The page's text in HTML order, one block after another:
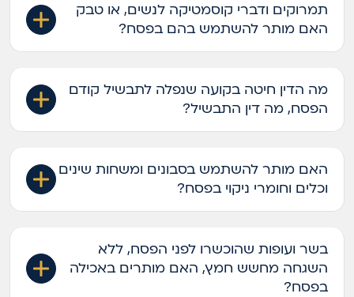
תמרוקים ודברי קוסמטיקה לנשים, או טבק
האם מותר להשתמש בהם בפסח?
מה הדין חיטה בקועה שנפלה לתבשיל קודם
הפסח, מה דין התבשיל?
האם מותר להשתמש בסבונים ומשחות שינים
וכלים וחומרי ניקוי בפסח?
בשר ועופות שהוכשרו לפני הפסח, ללא
השגחה מחשש חמץ, האם מותרים באכילה
בפסח?